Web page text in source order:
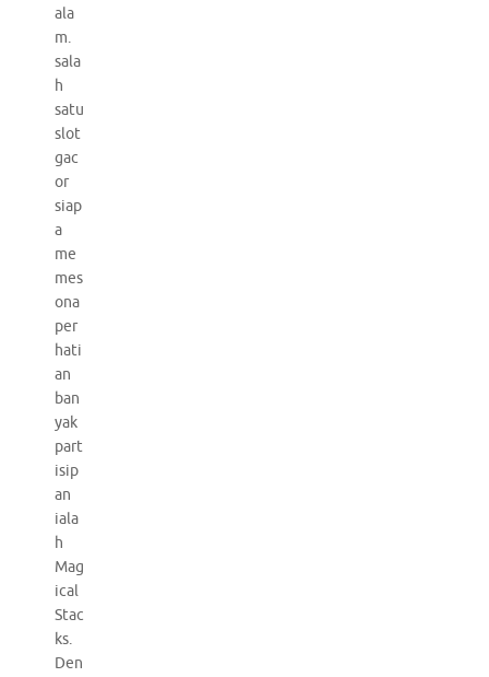
ala
m.
sala
h
satu
slot
gac
or
siap
a
me
mes
ona
per
hati
an
ban
yak
part
isip
an
iala
h
Mag
ical
Stac
ks.
Den